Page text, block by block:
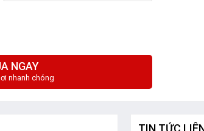
NGAY
nhanh chóng
TIN TỨC